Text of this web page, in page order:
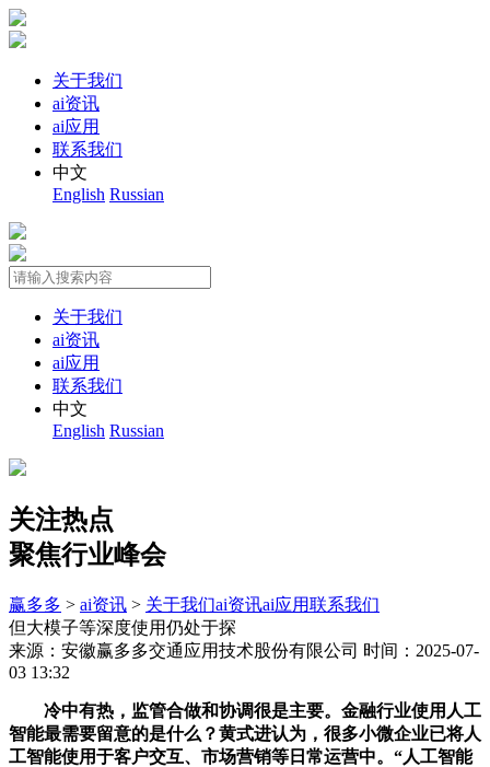
关于我们
ai资讯
ai应用
联系我们
中文
English Russian
关于我们
ai资讯
ai应用
联系我们
中文
English Russian
关注热点
聚焦行业峰会
赢多多 > ai资讯 > 关于我们ai资讯ai应用联系我们
但大模子等深度使用仍处于探
来源：安徽赢多多交通应用技术股份有限公司 时间：2025-07-
03 13:32
冷中有热，监管合做和协调很是主要。金融行业使用人工
智能最需要留意的是什么？黄式进认为，很多小微企业已将人
工智能使用于客户交互、市场营销等日常运营中。“人工智能